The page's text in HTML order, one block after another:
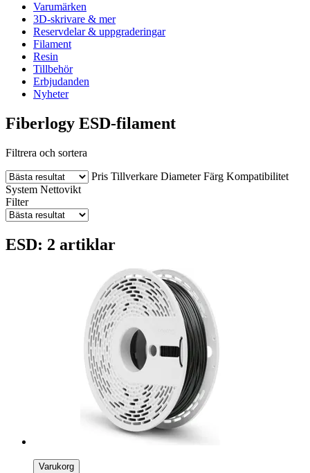
Varumärken
3D-skrivare & mer
Reservdelar & uppgraderingar
Filament
Resin
Tillbehör
Erbjudanden
Nyheter
Fiberlogy ESD-filament
Filtrera och sortera
Pris Tillverkare Diameter Färg Kompatibilitet
System Nettovikt
Filter
ESD: 2 artiklar
Varukorg